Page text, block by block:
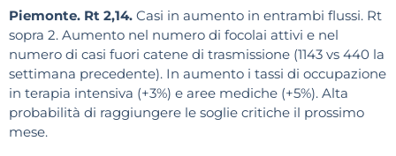
Piemonte. Rt 2,14. Casi in aumento in entrambi flussi. Rt
sopra 2. Aumento nel numero di focolai attivi e nel
numero di casi fuori catene di trasmissione (1143 vs 440 la
settimana precedente). In aumento i tassi di occupazione
in terapia intensiva (+3%) e aree mediche (+5%). Alta
probabilità di raggiungere le soglie critiche il prossimo
mese.